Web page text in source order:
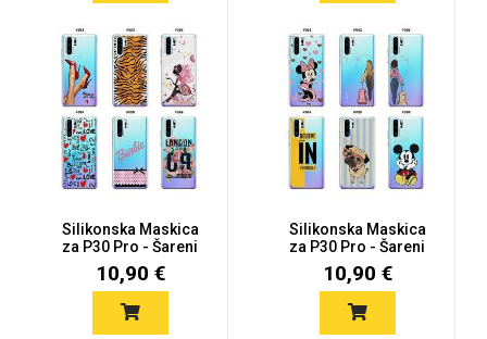
Silikonska Maskica
za P30 Pro - Šareni
motivi
10,90 €
Silikonska Maskica
za P30 Pro - Šareni
motivi
10,90 €
Mix